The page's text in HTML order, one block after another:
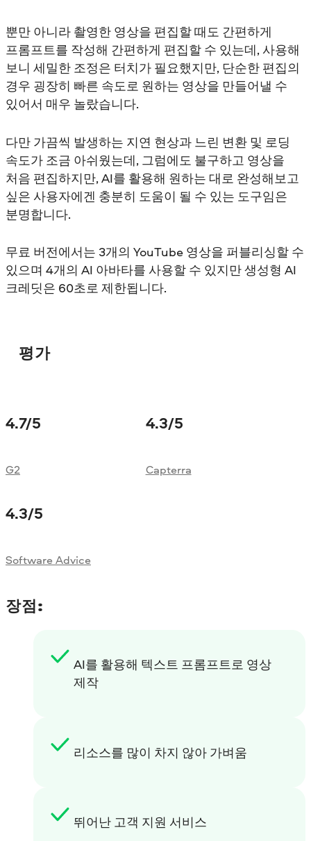
뿐만 아니라 촬영한 영상을 편집할 때도 간편하게
프롬프트를 작성해 간편하게 편집할 수 있는데, 사용해
보니 세밀한 조정은 터치가 필요했지만, 단순한 편집의
경우 굉장히 빠른 속도로 원하는 영상을 만들어낼 수
있어서 매우 놀랐습니다.
다만 가끔씩 발생하는 지연 현상과 느린 변환 및 로딩
속도가 조금 아쉬웠는데, 그럼에도 불구하고 영상을
처음 편집하지만, AI를 활용해 원하는 대로 완성해보고
싶은 사용자에겐 충분히 도움이 될 수 있는 도구임은
분명합니다.
무료 버전에서는 3개의 YouTube 영상을 퍼블리싱할 수
있으며 4개의 AI 아바타를 사용할 수 있지만 생성형 AI
크레딧은 60초로 제한됩니다.
평가
4.7/5
G2
4.3/5
Capterra
4.3/5
Software Advice
장점:
AI를 활용해 텍스트 프롬프트로 영상
제작
리소스를 많이 차지 않아 가벼움
뛰어난 고객 지원 서비스